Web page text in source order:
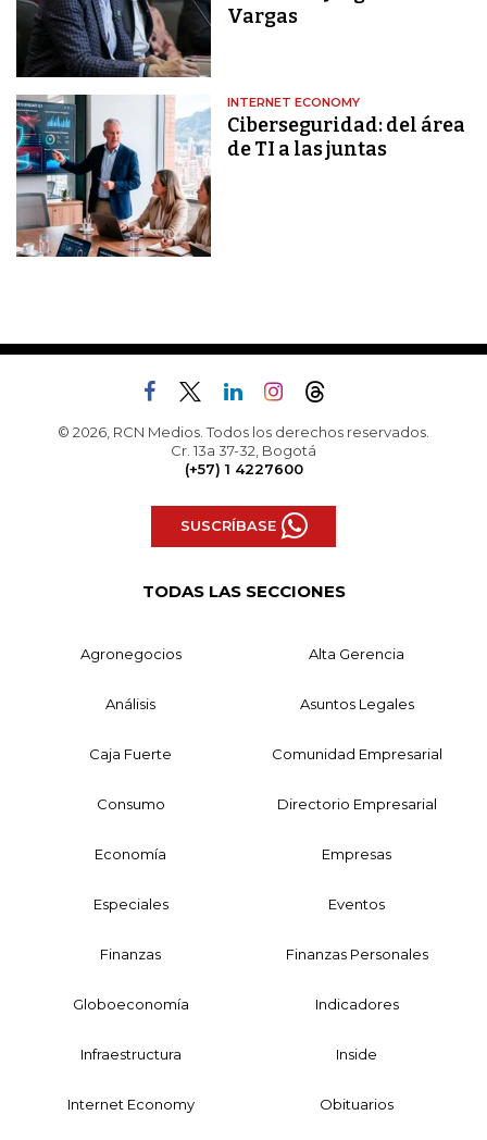
Vargas
INTERNET ECONOMY
Ciberseguridad: del área
de TI a las juntas
© 2026, RCN Medios. Todos los derechos reservados.
Cr. 13a 37-32, Bogotá
(+57) 1 4227600
SUSCRÍBASE
TODAS LAS SECCIONES
Agronegocios Alta Gerencia
Análisis Asuntos Legales
Caja Fuerte Comunidad Empresarial
Consumo Directorio Empresarial
Economía Empresas
Especiales Eventos
Finanzas Finanzas Personales
Globoeconomía Indicadores
Infraestructura Inside
Internet Economy Obituarios